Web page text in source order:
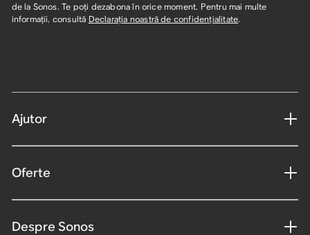
de la Sonos. Te poți dezabona în orice moment. Pentru mai multe
informații, consultă Declarația noastră de confidențialitate.
Ajutor
Oferte
Despre Sonos